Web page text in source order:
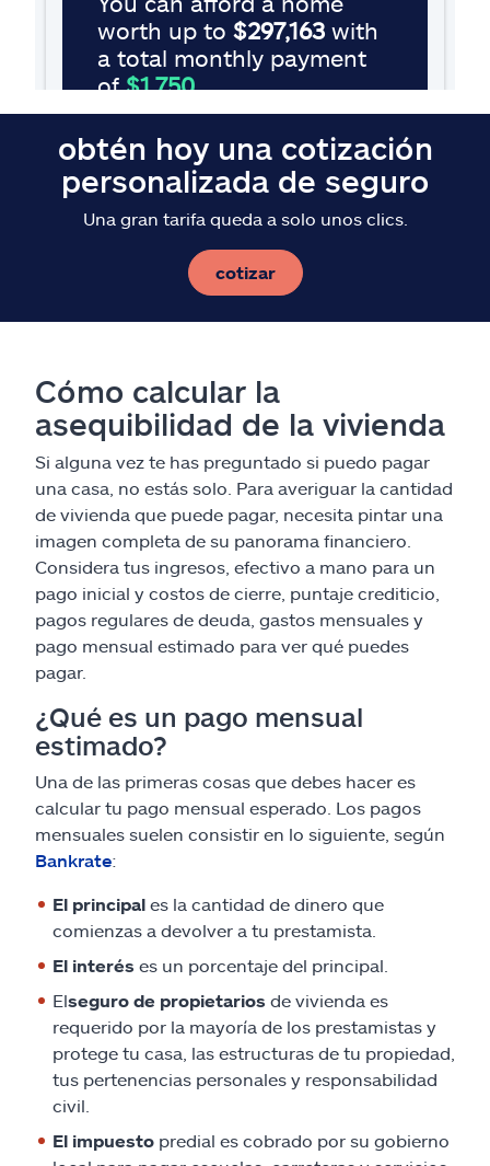
obtén hoy una cotización
personalizada de seguro
Una gran tarifa queda a solo unos clics.
cotizar
Cómo calcular la
asequibilidad de la vivienda
Si alguna vez te has preguntado si puedo pagar
una casa, no estás solo. Para averiguar la cantidad
de vivienda que puede pagar, necesita pintar una
imagen completa de su panorama financiero.
Considera tus ingresos, efectivo a mano para un
pago inicial y costos de cierre, puntaje crediticio,
pagos regulares de deuda, gastos mensuales y
pago mensual estimado para ver qué puedes
pagar.
¿Qué es un pago mensual
estimado?
Una de las primeras cosas que debes hacer es
calcular tu pago mensual esperado. Los pagos
mensuales suelen consistir en lo siguiente, según
Bankrate:
El principal es la cantidad de dinero que
comienzas a devolver a tu prestamista.
El interés es un porcentaje del principal.
Elseguro de propietarios de vivienda es
requerido por la mayoría de los prestamistas y
protege tu casa, las estructuras de tu propiedad,
tus pertenencias personales y responsabilidad
civil.
El impuesto predial es cobrado por su gobierno